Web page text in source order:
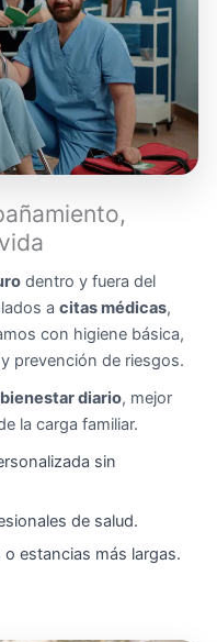
dentro y fuera del
a citas médicas,
con higiene básica,
prevención de riesgos.
bienestar diario, mejor
la carga familiar.
sin
de salud.
estancias más largas.